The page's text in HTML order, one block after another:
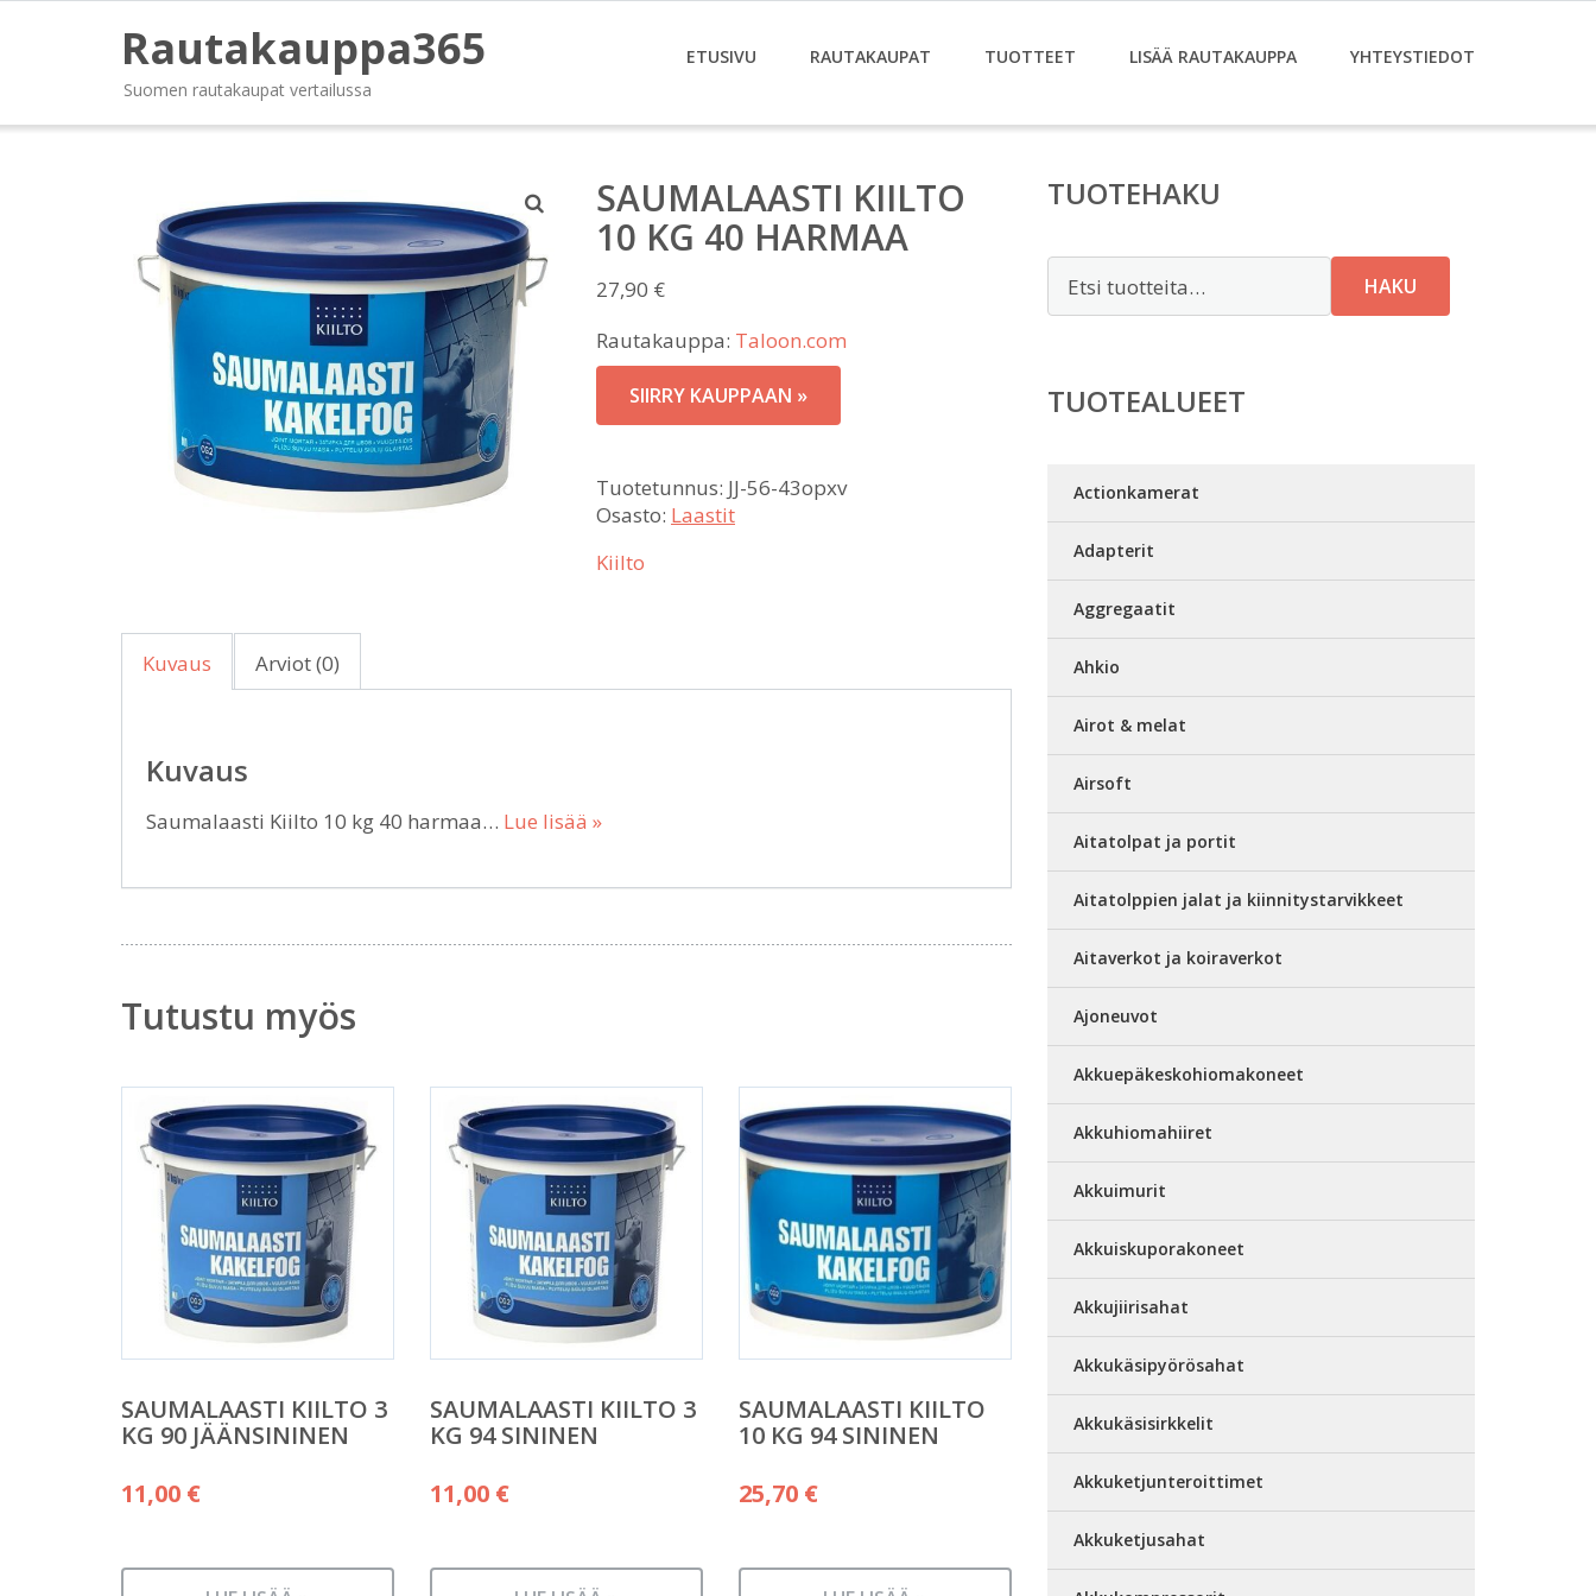
Rautakauppa365
Suomen rautakaupat vertailussa
ETUSIVU RAUTAKAUPAT TUOTTEET LISÄÄ RAUTAKAUPPA YHTEYSTIEDOT
SAUMALAASTI KIILTO
10 KG 40 HARMAA
27,90 €
Rautakauppa: Taloon.com
SIIRRY KAUPPAAN »
Tuotetunnus: JJ-56-43opxv
Osasto: Laastit
Kiilto
Kuvaus Arviot (0)
Kuvaus
Saumalaasti Kiilto 10 kg 40 harmaa… Lue lisää »
Tutustu myös
SAUMALAASTI KIILTO 3
KG 90 JÄÄNSININEN
11,00 €
SAUMALAASTI KIILTO 3
KG 94 SININEN
11,00 €
SAUMALAASTI KIILTO
10 KG 94 SININEN
25,70 €
TUOTEHAKU
HAKU
TUOTEALUEET
Actionkamerat
Adapterit
Aggregaatit
Ahkio
Airot & melat
Airsoft
Aitatolpat ja portit
Aitatolppien jalat ja kiinnitystarvikkeet
Aitaverkot ja koiraverkot
Ajoneuvot
Akkuepäkeskohiomakoneet
Akkuhiomahiiret
Akkuimurit
Akkuiskuporakoneet
Akkujiirisahat
Akkukäsipyörösahat
Akkukäsisirkkelit
Akkuketjunteroittimet
Akkuketjusahat